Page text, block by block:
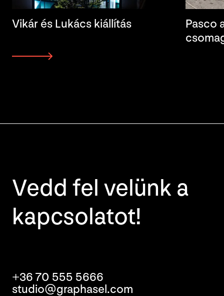
Vikár és Lukács kiállítás
Pasco
Vedd fel velünk a
kapcsolatot!
+36 70 555 5666
studio@graphasel.com